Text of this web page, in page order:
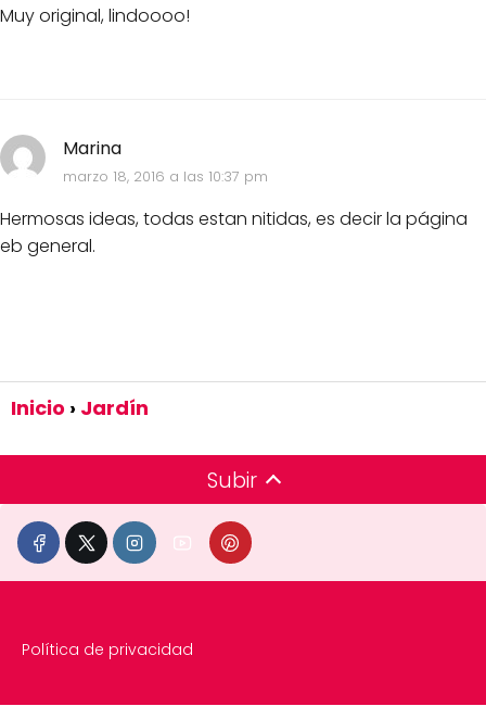
Muy original, lindoooo!
Marina
marzo 18, 2016 a las 10:37 pm
Hermosas ideas, todas estan nitidas, es decir la página
eb general.
Inicio Jardín
Subir
Política de privacidad